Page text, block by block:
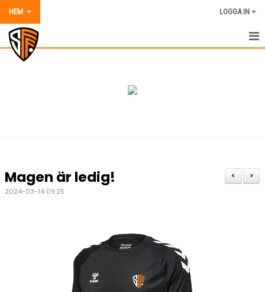
HEM LOGGA IN
HEM
KALENDER
>
<
Magen är ledig!
2024-03-14 09:25